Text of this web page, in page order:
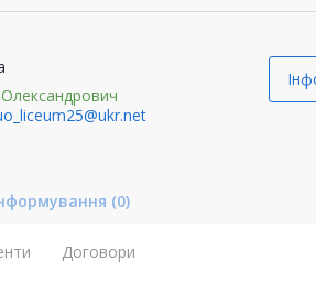
(0)
Договори